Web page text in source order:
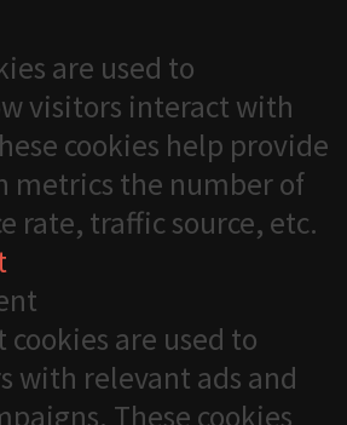
are used to
visitors interact with
cookies help provide
metrics the number of
rate, traffic source, etc.
are used to
with relevant ads and
These cookies